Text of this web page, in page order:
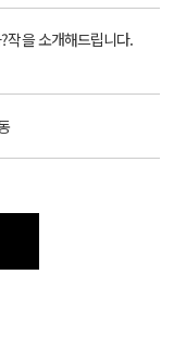
작을 소개해드립니다.